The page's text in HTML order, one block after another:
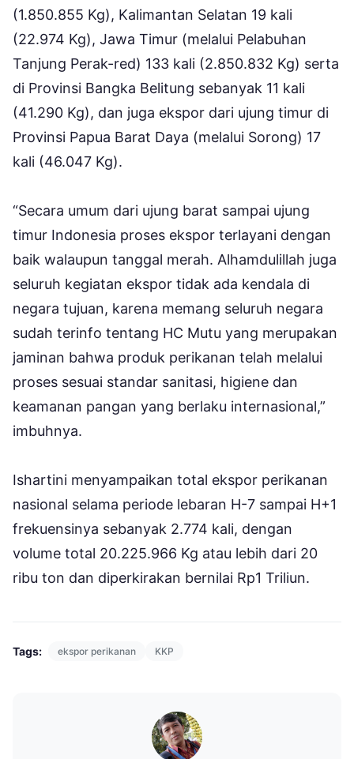
(1.850.855 Kg), Kalimantan Selatan 19 kali
(22.974 Kg), Jawa Timur (melalui Pelabuhan
Tanjung Perak-red) 133 kali (2.850.832 Kg) serta
di Provinsi Bangka Belitung sebanyak 11 kali
(41.290 Kg), dan juga ekspor dari ujung timur di
Provinsi Papua Barat Daya (melalui Sorong) 17
kali (46.047 Kg).
“Secara umum dari ujung barat sampai ujung
timur Indonesia proses ekspor terlayani dengan
baik walaupun tanggal merah. Alhamdulillah juga
seluruh kegiatan ekspor tidak ada kendala di
negara tujuan, karena memang seluruh negara
sudah terinfo tentang HC Mutu yang merupakan
jaminan bahwa produk perikanan telah melalui
proses sesuai standar sanitasi, higiene dan
keamanan pangan yang berlaku internasional,”
imbuhnya.
Ishartini menyampaikan total ekspor perikanan
nasional selama periode lebaran H-7 sampai H+1
frekuensinya sebanyak 2.774 kali, dengan
volume total 20.225.966 Kg atau lebih dari 20
ribu ton dan diperkirakan bernilai Rp1 Triliun.
Tags: ekspor perikanan KKP